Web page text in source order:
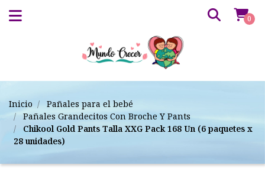
0
Inicio
Pañales para el bebé
Pañales Grandecitos Con Broche Y Pants
Chikool Gold Pants Talla XXG Pack 168 Un (6 paquetes x
28 unidades)